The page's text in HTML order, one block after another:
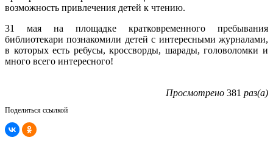
возможность привлечения детей к чтению.
31 мая на площадке кратковременного пребывания
библиотекари познакомили детей с интересными журналами,
в которых есть ребусы, кроссворды, шарады, головоломки и
много всего интересного!
Просмотрено 381 раз(а)
Поделиться ссылкой